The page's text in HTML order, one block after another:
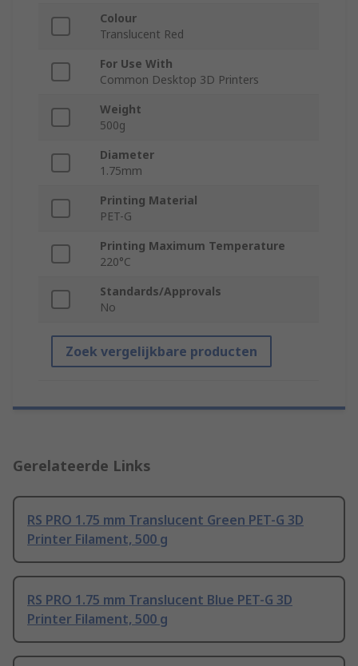
Colour
Translucent Red
For Use With
Common Desktop 3D Printers
Weight
500g
Diameter
1.75mm
Printing Material
PET-G
Printing Maximum Temperature
220°C
Standards/Approvals
No
Zoek vergelijkbare producten
Gerelateerde Links
RS PRO 1.75 mm Translucent Green PET-G 3D
Printer Filament, 500 g
RS PRO 1.75 mm Translucent Blue PET-G 3D
Printer Filament, 500 g